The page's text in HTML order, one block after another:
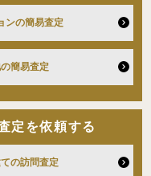
ンの簡易査定
簡易査定
定を依頼する
の訪問査定